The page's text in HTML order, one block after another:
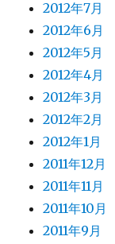
2012年7月
2012年6月
2012年5月
2012年4月
2012年3月
2012年2月
2012年1月
2011年12月
2011年11月
2011年10月
2011年9月